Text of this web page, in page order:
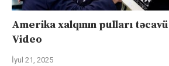
Amerika xalqının pulları
Video
İyul 21, 2025